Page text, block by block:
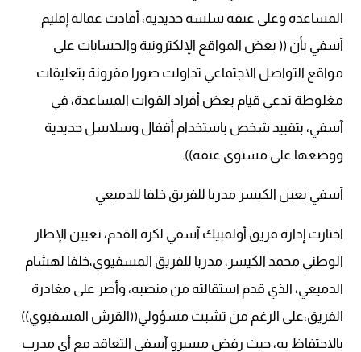
المساعدة وعلى عنقه سلسة حديدية، أفادت عمالة إقليم
آسفي بأن (( بعض المواقع الإلكترونية والحسابات على
مواقع التواصل الاجتماعي تداولت صورا مقرونة بتعليقات
مغلوطة تدعي قيام بعض أفراد القوات المساعدة، في
آسفي، بتقييد شخص باستخدام أقفال وسلاسل حديدية
ووضعها على مستوى عنقه)).
آسفي يعين الكيسر مدربا للفريق خلفا للدميعي
اختارت إدارة فريق أولمبيك آسفي لكرة القدم، تعيين الإطار
الوطني محمد الكيسر، مدربا للفريق المسفيوي،خلفا لهشام
الدميعي، الذي قدم استقالته من منصبه، وأصر على مغادرة
الفريق،على الرغم من تشبث مسؤولي((القرش المسفيوي))
بالاحتفاظ به، حيث رفض مسيرو آسفي التعاقد مع أي مدرب